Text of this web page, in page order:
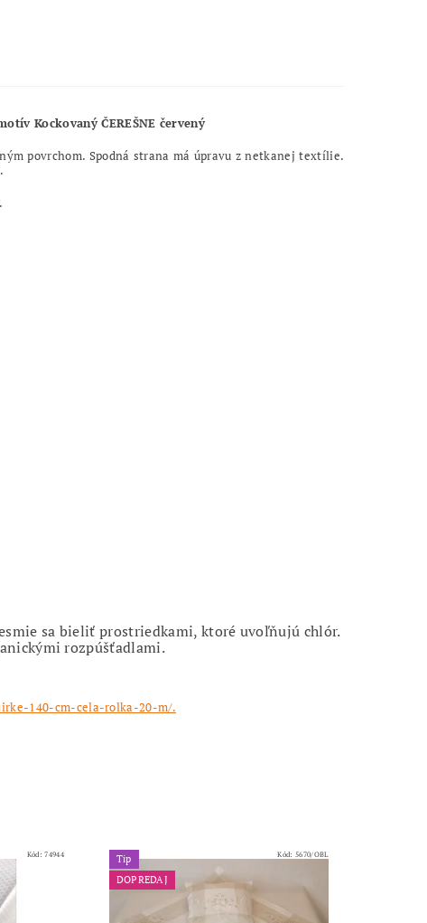
Kockovaný ČEREŠNE červený
povrchom. Spodná strana má úpravu z netkanej textílie.
140-cm-cela-rolka-20-m/.
Kód:74944
Tip
DOPREDAJ
Kód: 5670/OBL